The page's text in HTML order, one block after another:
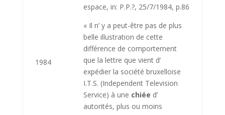
1984
espace, in: P.P.?, 25/7/1984, p.86
« Il n’ y a peut-être pas de plus
belle illustration de cette
différence de comportement
que la lettre que vient d’
expédier la société bruxelloise
I.T.S. (Independent Television
Service) à une chiée d’
autorités, plus ou moins